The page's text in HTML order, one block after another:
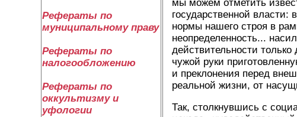
Рефераты по
муниципальному праву
Рефераты по
налогообложению
Рефераты по
оккультизму и
уфологии
мы можем отметить
государственной
нормы нашего строя в
неопределенность...
действительности
чужой руки
и преклонения перед
реальной жизни, от
Так, столкнувшись с